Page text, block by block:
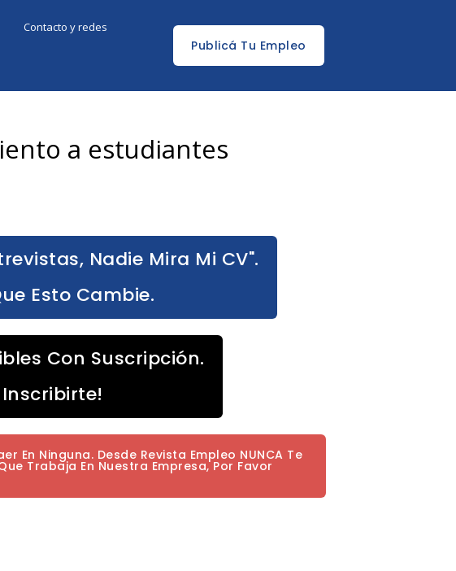
Contacto y redes
Publicá Tu Empleo
a estudiantes
Nadie Mira Mi CV".
Esto Cambie.
Con Suscripción.
Inscribirte!
En Ninguna. Desde Revista Empleo NUNCA Te
Trabaja En Nuestra Empresa, Por Favor